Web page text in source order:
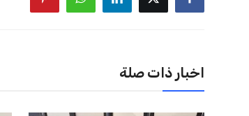
اخبار ذات صلة